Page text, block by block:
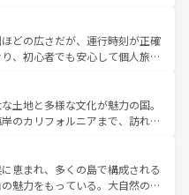
ぞれで全く異なる文化を体験で
、新着のフランス情報はコンテンツ一覧
ほしい。 なお、新着の
覧を参照してほしい。
る。また、優雅なアフタヌーン
まらない英国パブ、サッカー観
きる体験も豊富。イギリスを旅
。
どの広さだが、運行時刻が正確
、初心者でも安心して個人旅行
、スイスならではのユニークな
光だけでなく町歩きも満喫する
が高いため物価も高いが、旅行
むこともできる。 なお、新
ツ一覧 を参照してほしい。
土地と多様な文化が魅力の国。
のカリフォルニアまで、訪れる
、ショッピング、エンターテイ
なスポットだ。一方、アメリカ
グランドキャニオンやイエロー
恵まれ、多くの島で構成される
魅力をもっている。大自然の神